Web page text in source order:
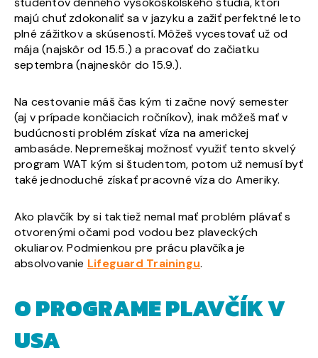
majú chuť zdokonaliť sa v jazyku a zažiť perfektné leto
plné zážitkov a skúseností. Môžeš vycestovať už od
mája (najskôr od 15.5.) a pracovať do začiatku
septembra (najneskôr do 15.9.).
Na cestovanie máš čas kým ti začne nový semester
(aj v prípade končiacich ročníkov), inak môžeš mať v
budúcnosti problém získať víza na americkej
ambasáde. Nepremeškaj možnosť využiť tento skvelý
program WAT kým si študentom, potom už nemusí byť
také jednoduché získať pracovné víza do Ameriky.
Ako plavčík by si taktiež nemal mať problém plávať s
otvorenými očami pod vodou bez plaveckých
okuliarov. Podmienkou pre prácu plavčíka je
absolvovanie Lifeguard Trainingu.
O PROGRAME PLAVČÍK V
USA